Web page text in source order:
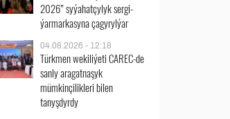
2026” syýahatçylyk sergi-
ýarmarkasyna çagyrylýar
04.08.2026 - 12:18
Türkmen wekiliýeti CAREC-de
sanly aragatnaşyk
mümkinçilikleri bilen
tanyşdyrdy